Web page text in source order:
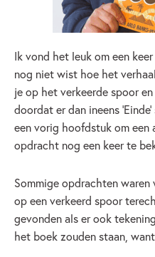
Ik vond het leuk om een
nog niet wist hoe het
je op het verkeerde spoor
doordat er dan ineens
een vorig hoofdstuk om een
opdracht nog een keer te
Sommige opdrachten
op een verkeerd spoor
gevonden als er ook
het boek zouden staan,